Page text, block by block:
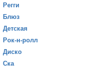
Регги
Блюз
Детская
Рок-н-ролл
Диско
Ска